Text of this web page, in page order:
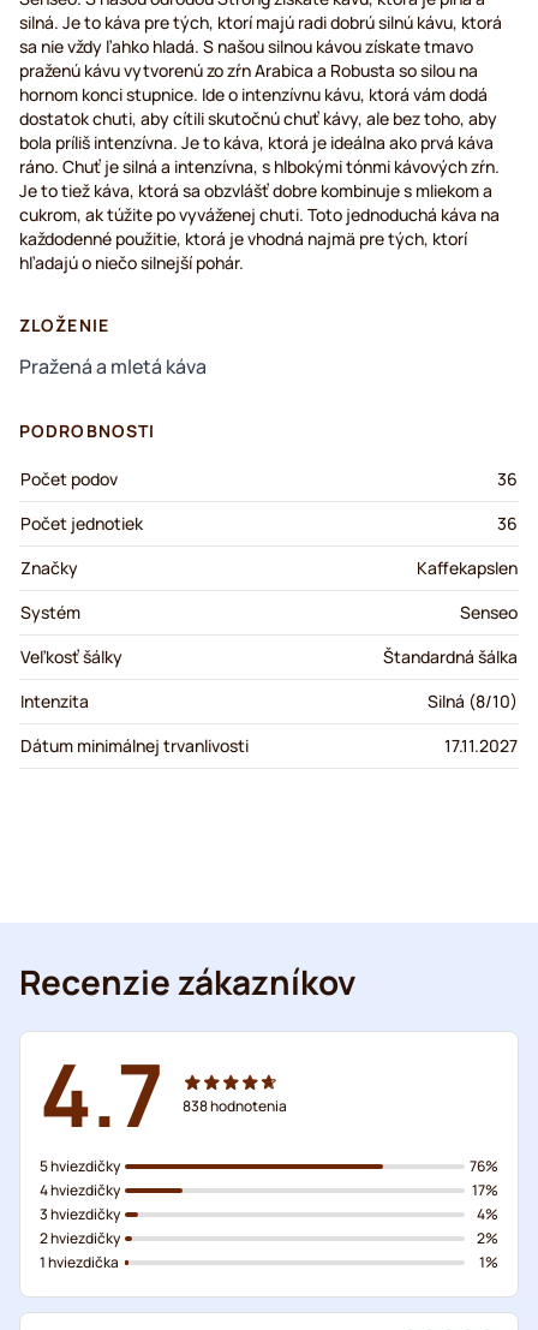
silná. Je to káva pre tých, ktorí majú radi dobrú silnú kávu, ktorá
sa nie vždy ľahko hladá. S našou silnou kávou získate tmavo
praženú kávu vytvorenú zo zŕn Arabica a Robusta so silou na
hornom konci stupnice. Ide o intenzívnu kávu, ktorá vám dodá
dostatok chuti, aby cítili skutočnú chuť kávy, ale bez toho, aby
bola príliš intenzívna. Je to káva, ktorá je ideálna ako prvá káva
ráno. Chuť je silná a intenzívna, s hlbokými tónmi kávových zŕn.
Je to tiež káva, ktorá sa obzvlášť dobre kombinuje s mliekom a
cukrom, ak túžite po vyváženej chuti. Toto jednoduchá káva na
každodenné použitie, ktorá je vhodná najmä pre tých, ktorí
hľadajú o niečo silnejší pohár.
ZLOŽENIE
Pražená a mletá káva
PODROBNOSTI
Počet podov
36
Počet jednotiek
36
Značky
Kaffekapslen
Systém
Senseo
Veľkosť šálky
Štandardná šálka
Intenzita
Silná (8/10)
Dátum minimálnej trvanlivosti
17.11.2027
Recenzie zákazníkov
4.7 838hodnotenia
5 hviezdičky
4 hviezdičky
3 hviezdičky
2 hviezdičky
1 hviezdička
76%
17%
4%
2%
1%